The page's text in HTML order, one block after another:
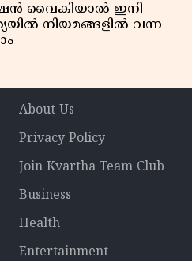
വൈകിയാൽ ഇനി
നിയമങ്ങളിൽ വന്ന
About Us
Privacy Policy
Join Kvartha Team Club
Business
Health
Entertainment